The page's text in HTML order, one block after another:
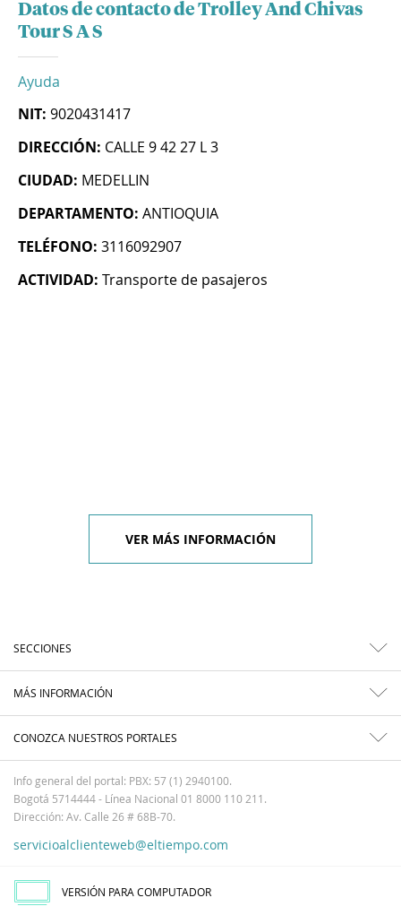
Datos de contacto de Trolley And Chivas
Tour S A S
Ayuda
NIT: 9020431417
DIRECCIÓN: CALLE 9 42 27 L 3
CIUDAD: MEDELLIN
DEPARTAMENTO: ANTIOQUIA
TELÉFONO: 3116092907
ACTIVIDAD: Transporte de pasajeros
VER MÁS INFORMACIÓN
SECCIONES
MÁS INFORMACIÓN
CONOZCA NUESTROS PORTALES
Info general del portal: PBX: 57 (1) 2940100.
Bogotá 5714444 - Línea Nacional 01 8000 110 211.
Dirección: Av. Calle 26 # 68B-70.
servicioalclienteweb@eltiempo.com
VERSIÓN PARA COMPUTADOR